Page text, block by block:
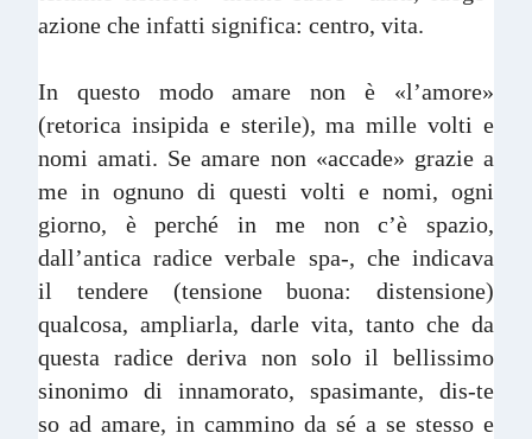
azione che infatti significa: centro, vita.
In questo modo amare non è «l’amore»
(retorica insipida e sterile), ma mille volti e
nomi amati. Se amare non «accade» grazie a
me in ognuno di questi volti e nomi, ogni
giorno, è perché in me non c’è spazio,
dall’antica radice verbale spa-, che indicava
il tendere (tensione buona: distensione)
qualcosa, ampliarla, darle vita, tanto che da
questa radice deriva non solo il bellissimo
sinonimo di innamorato, spasimante, dis-te
so ad amare, in cammino da sé a se stesso e